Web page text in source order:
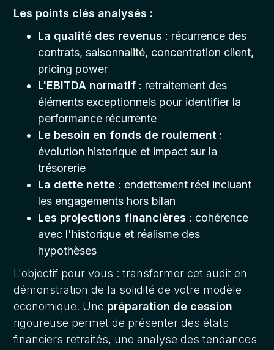
Les points clés analysés :
La qualité des revenus : récurrence des
contrats, saisonnalité, concentration client,
pricing power
L'EBITDA normatif : retraitement des
éléments exceptionnels pour identifier la
performance récurrente
Le besoin en fonds de roulement :
évolution historique et impact sur la
trésorerie
La dette nette : endettement réel incluant
les engagements hors bilan
Les projections financières : cohérence
avec l'historique et réalisme des
hypothèses
L'objectif pour vous : transformer cet audit en
démonstration de la solidité de votre modèle
économique. Une préparation de cession
rigoureuse permet de présenter des états
financiers retraités, une analyse des tendances